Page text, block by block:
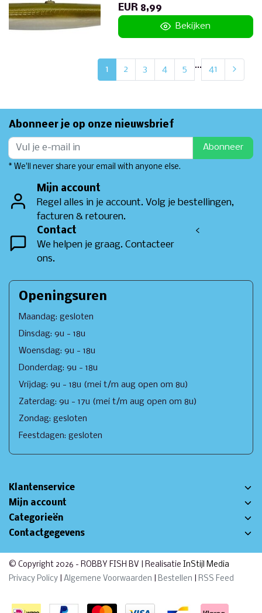
EUR 8,99
Bekijken
1 2 3 4 5 ... 41
Abonneer je op onze nieuwsbrief
Abonneer
* We'll never share your email with anyone else.
Mijn account
Regel alles in je account. Volg je bestellingen,
facturen & retouren.
Contact
We helpen je graag. Contacteer
ons.
<
Openingsuren
Maandag: gesloten
Dinsdag: 9u - 18u
Woensdag: 9u - 18u
Donderdag: 9u - 18u
Vrijdag: 9u - 18u (mei t/m aug open om 8u)
Zaterdag: 9u - 17u (mei t/m aug open om 8u)
Zondag: gesloten
Feestdagen: gesloten
Klantenservice
Mijn account
Categorieën
Contactgegevens
© Copyright 2026 - ROBBY FISH BV | Realisatie InStijl Media
Privacy Policy
Algemene Voorwaarden Bestellen RSS Feed